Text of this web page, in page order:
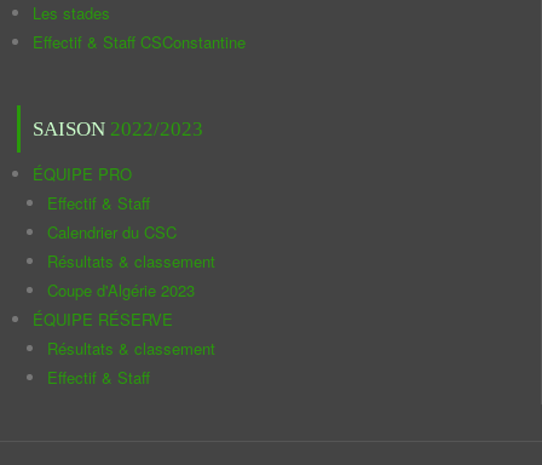
Les stades
Effectif & Staff CSConstantine
SAISON 2022/2023
ÉQUIPE PRO
Effectif & Staff
Calendrier du CSC
Résultats & classement
Coupe d'Algérie 2023
ÉQUIPE RÉSERVE
Résultats & classement
Effectif & Staff